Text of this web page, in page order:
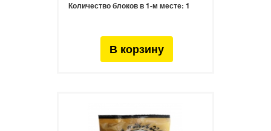
Количество блоков в 1-м месте: 1